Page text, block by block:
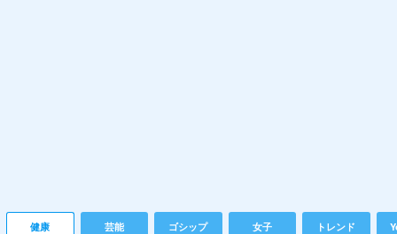
健康 芸能 ゴシップ 女子 トレンド